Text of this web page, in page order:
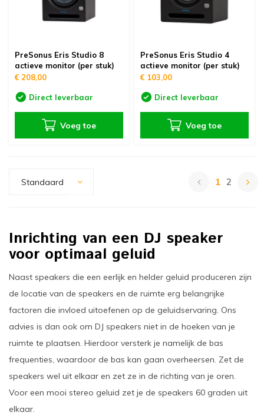
PreSonus Eris Studio 8
actieve monitor (per stuk)
€ 208,00
Direct leverbaar
Voeg toe
PreSonus Eris Studio 4
actieve monitor (per stuk)
€ 103,00
Direct leverbaar
Voeg toe
Standaard 1 2
Inrichting van een DJ speaker
voor optimaal geluid
Naast speakers die een eerlijk en helder geluid produceren zijn
de locatie van de speakers en de ruimte erg belangrijke
factoren die invloed uitoefenen op de geluidservaring. Ons
advies is dan ook om DJ speakers niet in de hoeken van je
ruimte te plaatsen. Hierdoor versterk je namelijk de bas
frequenties, waardoor de bas kan gaan overheersen. Zet de
speakers wel uit elkaar en zet ze in de richting van je oren.
Voor een mooi stereo geluid zet je de speakers 60 graden uit
elkaar.